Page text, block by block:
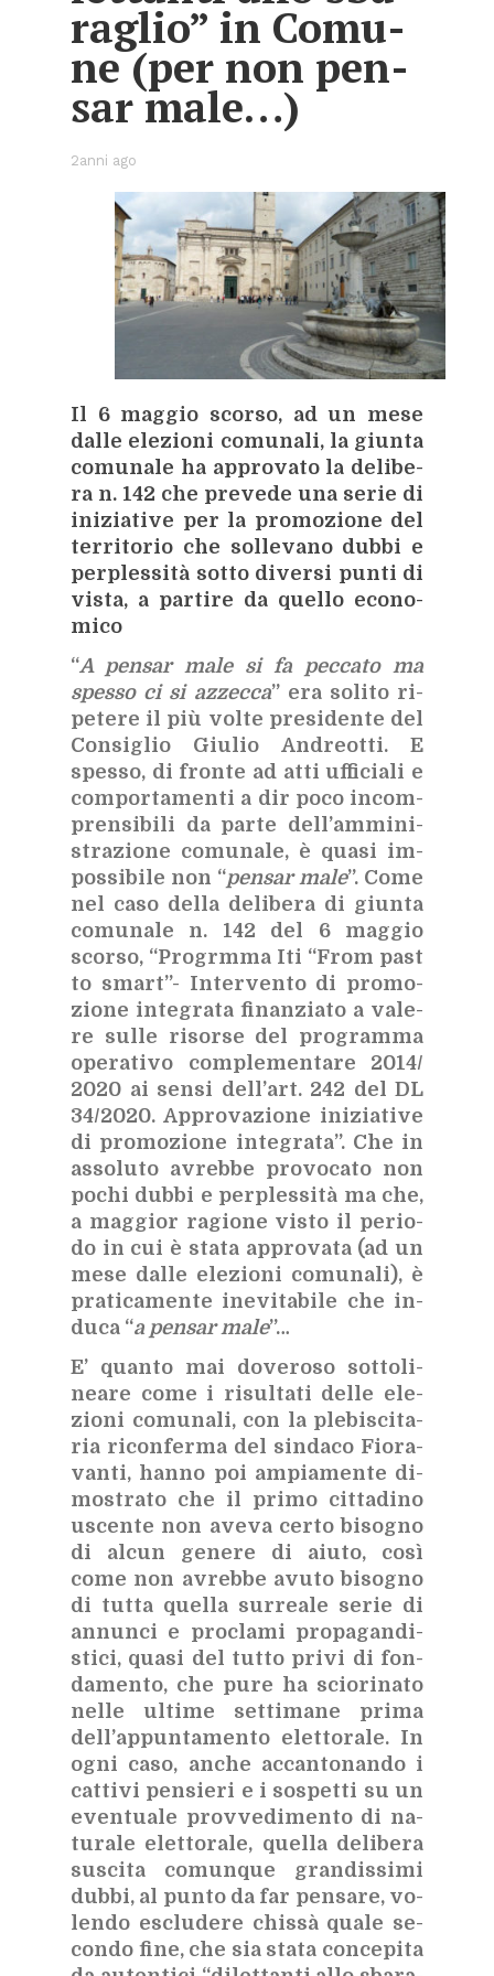
ra­glio” in Co­mu­
ne (per non pen­
sar male…)
2anni ago
Il 6 mag­gio scor­so, ad un mese
dal­le ele­zio­ni co­mu­na­li, la giun­ta
co­mu­na­le ha ap­pro­va­to la de­li­be­
ra n. 142 che pre­ve­de una se­rie di
ini­zia­ti­ve per la pro­mo­zio­ne del
ter­ri­to­rio che sol­le­va­no dub­bi e
per­ples­si­tà sot­to di­ver­si pun­ti di
vi­sta, a par­ti­re da quel­lo eco­no­
mi­co
“A pen­sar male si fa pec­ca­to ma
spes­so ci si az­zec­ca” era so­li­to ri­
pe­te­re il più vol­te pre­si­den­te del
Con­si­glio Giu­lio An­dreot­ti. E
spes­so, di fron­te ad atti uf­fi­cia­li e
com­por­ta­men­ti a dir poco in­com­
pren­si­bi­li da par­te del­l’am­mi­ni­
stra­zio­ne co­mu­na­le, è qua­si im­
pos­si­bi­le non “pen­sar male”. Come
nel caso del­la de­li­be­ra di giun­ta
co­mu­na­le n. 142 del 6 mag­gio
scor­so, “Pro­grm­ma Iti “From past
to smart”- In­ter­ven­to di pro­mo­
zio­ne in­te­gra­ta fi­nan­zia­to a va­le­
re sul­le ri­sor­se del pro­gram­ma
ope­ra­ti­vo com­ple­men­ta­re 2014/​
2020 ai sen­si del­l’art. 242 del DL
34/​2020. Ap­pro­va­zio­ne ini­zia­ti­ve
di pro­mo­zio­ne in­te­gra­ta”. Che in
as­so­lu­to avreb­be pro­vo­ca­to non
po­chi dub­bi e per­ples­si­tà ma che,
a mag­gior ra­gio­ne vi­sto il pe­rio­
do in cui è sta­ta ap­pro­va­ta (ad un
mese dal­le ele­zio­ni co­mu­na­li), è
pra­ti­ca­men­te ine­vi­ta­bi­le che in­
du­ca “a pen­sar male”…
E’ quan­to mai do­ve­ro­so sot­to­li­
nea­re come i ri­sul­ta­ti del­le ele­
zio­ni co­mu­na­li, con la ple­bi­sci­ta­
ria ri­con­fer­ma del sin­da­co Fio­ra­
van­ti, han­no poi am­pia­men­te di­
mo­stra­to che il pri­mo cit­ta­di­no
uscen­te non ave­va cer­to bi­so­gno
di al­cun ge­ne­re di aiu­to, così
come non avreb­be avu­to bi­so­gno
di tut­ta quel­la sur­rea­le se­rie di
an­nun­ci e pro­cla­mi pro­pa­gan­di­
sti­ci, qua­si del tut­to pri­vi di fon­
da­men­to, che pure ha scio­ri­na­to
nel­le ul­ti­me set­ti­ma­ne pri­ma
del­l’ap­pun­ta­men­to elet­to­ra­le. In
ogni caso, an­che ac­can­to­nan­do i
cat­ti­vi pen­sie­ri e i so­spet­ti su un
even­tua­le prov­ve­di­men­to di na­
tu­ra­le elet­to­ra­le, quel­la de­li­be­ra
su­sci­ta co­mun­que gran­dis­si­mi
dub­bi, al pun­to da far pen­sa­re, vo­
len­do esclu­de­re chis­sà qua­le se­
con­do fine, che sia sta­ta con­ce­pi­ta